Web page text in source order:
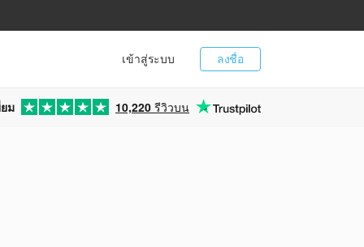
ลงชื่อ
เข้าสู่ระบบ
ม 10,220 รีวิวบน